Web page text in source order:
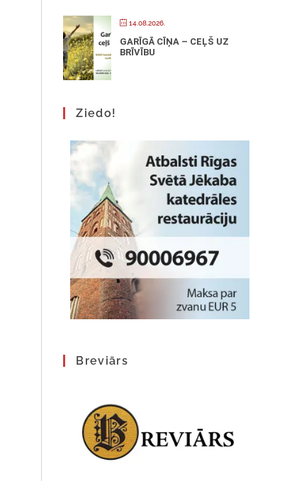
14.08.2026.
GARĪGĀ CĪŅA – CEĻŠ UZ
BRĪVĪBU
Ziedo!
Breviārs